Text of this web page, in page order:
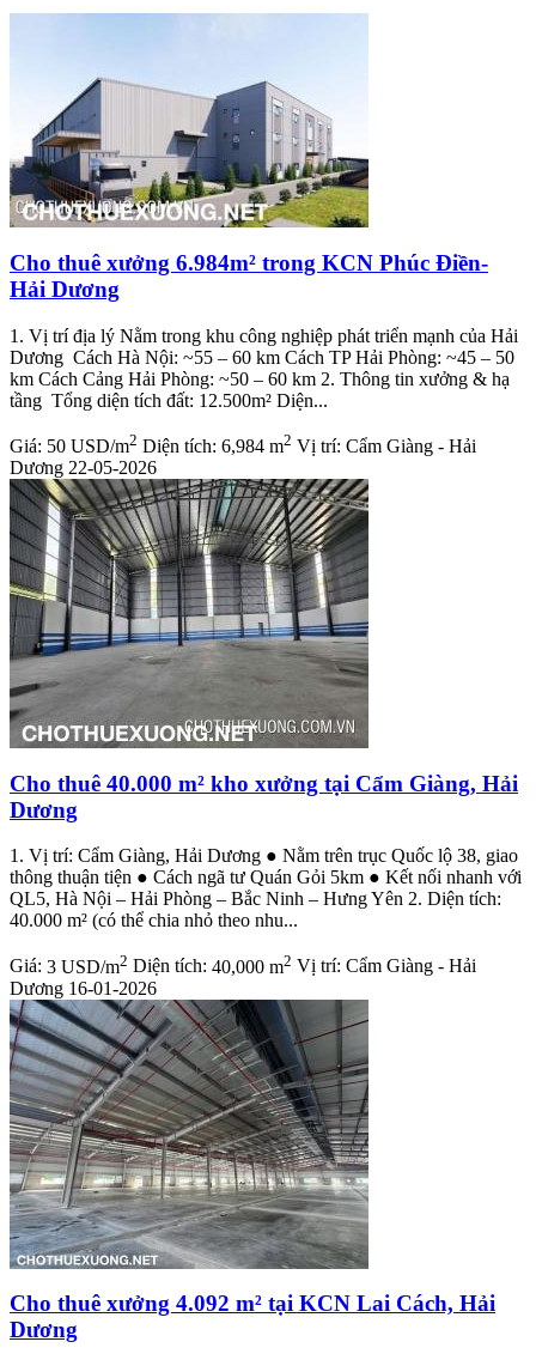
Cho thuê xưởng 6.984m² trong KCN Phúc Điền-
Hải Dương
1. Vị trí địa lý Nằm trong khu công nghiệp phát triển mạnh của Hải
Dương Cách Hà Nội: ~55 – 60 km Cách TP Hải Phòng: ~45 – 50
km Cách Cảng Hải Phòng: ~50 – 60 km 2. Thông tin xưởng & hạ
tầng Tổng diện tích đất: 12.500m² Diện...
Giá: 50 USD/m2 Diện tích: 6,984 m2 Vị trí: Cẩm Giàng - Hải
Dương 22-05-2026
Cho thuê 40.000 m² kho xưởng tại Cẩm Giàng, Hải
Dương
1. Vị trí: Cẩm Giàng, Hải Dương ● Nằm trên trục Quốc lộ 38, giao
thông thuận tiện ● Cách ngã tư Quán Gỏi 5km ● Kết nối nhanh với
QL5, Hà Nội – Hải Phòng – Bắc Ninh – Hưng Yên 2. Diện tích:
40.000 m² (có thể chia nhỏ theo nhu...
Giá: 3 USD/m2 Diện tích: 40,000 m2 Vị trí: Cẩm Giàng - Hải
Dương 16-01-2026
Cho thuê xưởng 4.092 m² tại KCN Lai Cách, Hải
Dương